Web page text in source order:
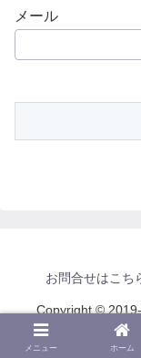
メール
お問合せはこち
Copyright ©
メニュー ホーム